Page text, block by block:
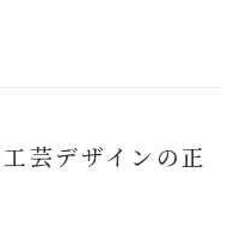
芸デザインの正